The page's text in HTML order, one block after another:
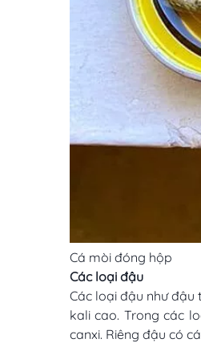
Cá mòi đóng hộp
Các loại đậu
Các loại đậu như đậu
kali cao. Trong các
canxi. Riêng đậu có